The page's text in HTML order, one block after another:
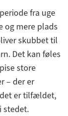
fra uge
og mere plads
skubbet til
Det kan føles
store
– der er
er tilfældet,
stedet.